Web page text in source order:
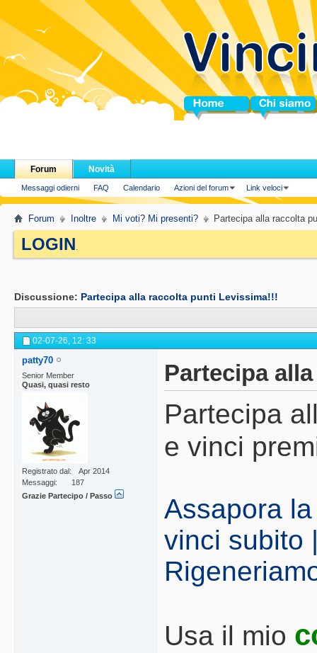
Home Chi siamo
Forum
Messaggi odierni FAQ Calendario Azioni del forum Link veloci
Novità
Forum Inoltre Mi voti? Mi presenti? Partecipa alla raccolta
LOGIN.
Discussione: Partecipa alla raccolta punti Levissima!!!
02-07-26, 12: 33
patty70
Senior Member
Quasi, quasi resto
Registrato dal
Apr 2014
Messaggi
187
Grazie Partecipo / Passo
Partecipa
Partecipa
e vinci
Assapora
vinci subito
Usa il mio